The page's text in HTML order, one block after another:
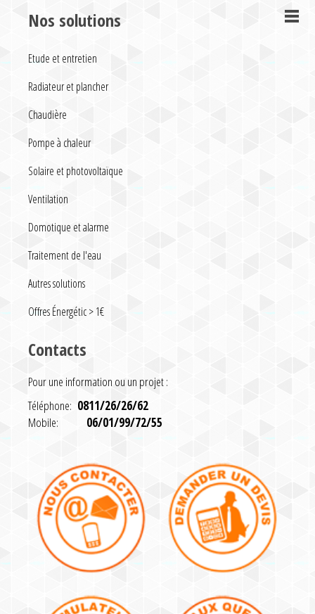
Nos solutions
Etude et entretien
Radiateur et plancher
Chaudière
Pompe à chaleur
Solaire et photovoltaïque
Ventilation
Domotique et alarme
Traitement de l'eau
Autres solutions
Offres Énergétic > 1€
Contacts
Pour une information ou un projet :
Téléphone: 0811/26/26/62
Mobile:
06/01/99/72/55